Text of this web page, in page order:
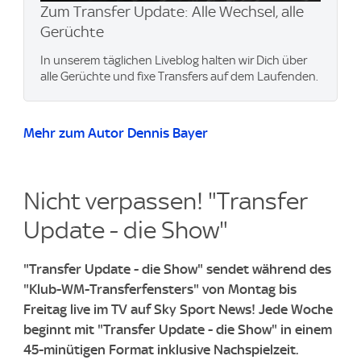
Zum Transfer Update: Alle Wechsel, alle
Gerüchte
In unserem täglichen Liveblog halten wir Dich über
alle Gerüchte und fixe Transfers auf dem Laufenden.
Mehr zum Autor Dennis Bayer
Nicht verpassen! "Transfer
Update - die Show"
"Transfer Update - die Show" sendet während des
"Klub-WM-Transferfensters" von Montag bis
Freitag live im TV auf Sky Sport News! Jede Woche
beginnt mit "Transfer Update - die Show" in einem
45-minütigen Format inklusive Nachspielzeit.